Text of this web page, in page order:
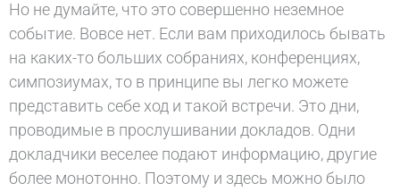
Но не думайте, что это совершенно неземное
событие. Вовсе нет. Если вам приходилось бывать
на каких-то больших собраниях, конференциях,
симпозиумах, то в принципе вы легко можете
представить себе ход и такой встречи. Это дни,
проводимые в прослушивании докладов. Одни
докладчики веселее подают информацию, другие
более монотонно. Поэтому и здесь можно было